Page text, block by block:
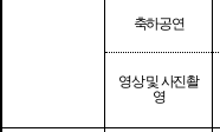
축하공연
영상 및 사진촬
영